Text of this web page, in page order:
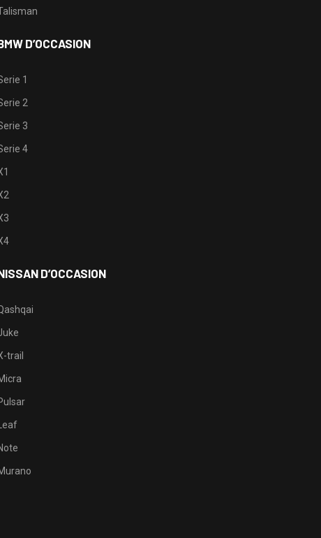
D’OCCASION
1
2
3
4
D’OCCASION
trail
Leaf